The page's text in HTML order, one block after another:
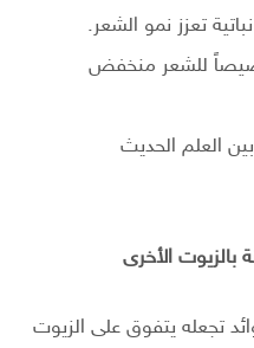
تعزز نمو الشعر.
للشعر منخفض
العلم الحديث
بالزيوت الأخرى
تجعله يتفوق على الزيوت